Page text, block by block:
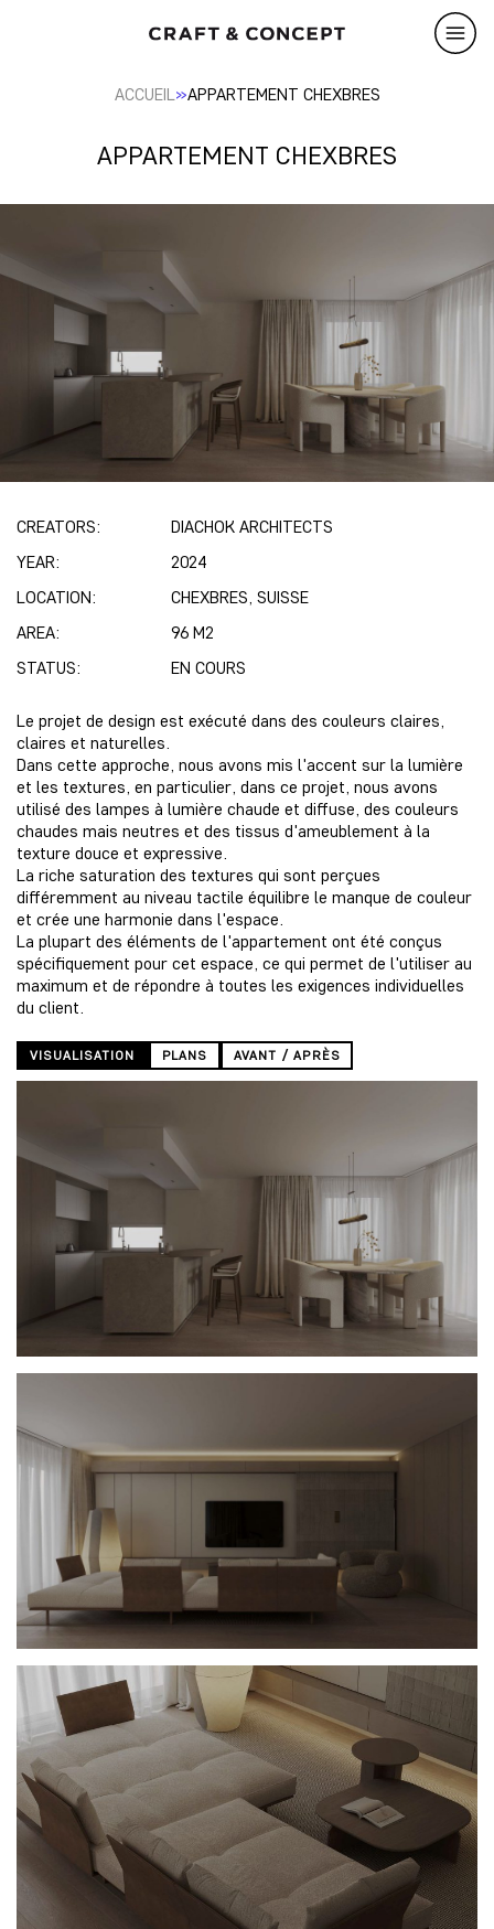
ACCUEIL»APPARTEMENT CHEXBRES
APPARTEMENT CHEXBRES
CREATORS:
DIACHOK ARCHITECTS
YEAR:
2024
LOCATION:
CHEXBRES, SUISSE
AREA:
96 M2
STATUS:
EN COURS
Le projet de design est exécuté dans des couleurs claires,
claires et naturelles.
Dans cette approche, nous avons mis l'accent sur la lumière
et les textures, en particulier, dans ce projet, nous avons
utilisé des lampes à lumière chaude et diffuse, des couleurs
chaudes mais neutres et des tissus d'ameublement à la
texture douce et expressive.
La riche saturation des textures qui sont perçues
différemment au niveau tactile équilibre le manque de couleur
et crée une harmonie dans l'espace.
La plupart des éléments de l'appartement ont été conçus
spécifiquement pour cet espace, ce qui permet de l'utiliser au
maximum et de répondre à toutes les exigences individuelles
du client.
VISUALISATION PLANS AVANT / APRÈS